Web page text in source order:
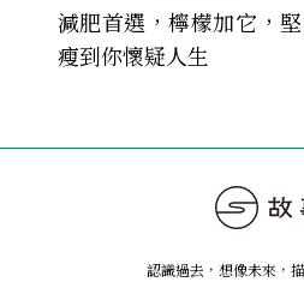
減肥首選，檸檬加它，
瘦到你懷疑人生
認識過去，想像未來 ，